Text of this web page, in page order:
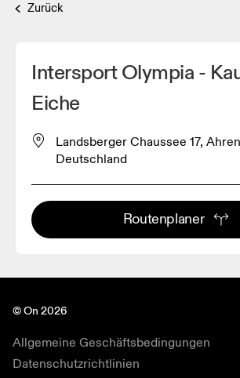
Zurück
Intersport Olympia -
Eiche
Landsberger Chaussee 17,
Deutschland
Routenplaner
© On 2026
Allgemeine Geschäftsbedingungen
Datenschutzrichtlinien